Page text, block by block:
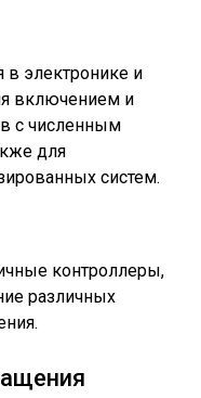
в электронике и
включением и
с численным
для
систем.
контроллеры,
различных